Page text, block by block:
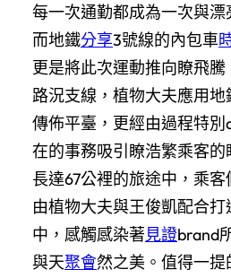
每一次通勤都成為一次與漂
而地鐵分享3號線的內包車
更是將此次運動推向瞭飛
路況支線，植物大夫應用
傳佈平臺，更經由過程特
在的事務吸引瞭浩繁乘客的
長達67公裡的旅途中，乘
由植物大夫與王俊凱配合
中，感觸感染著見證brand
與天聚會然之美。值得一